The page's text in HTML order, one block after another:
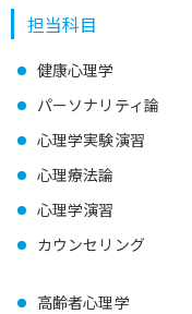
担当科目
健康心理学
パーソナリティ論
心理学実験演習
心理療法論
心理学演習
カウンセリング
高齢者心理学